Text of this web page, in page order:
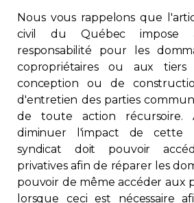
Nous vous rappelons que
civil du Québec impose
responsabilité pour les
copropriétaires ou aux
conception ou de
d'entretien des parties
de toute action récursoire.
diminuer l'impact de cette
syndicat doit pouvoir
privatives afin de réparer les
pouvoir de même accéder aux
lorsque ceci est nécessaire